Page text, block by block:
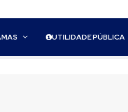
UTILIDADE PÚBLICA